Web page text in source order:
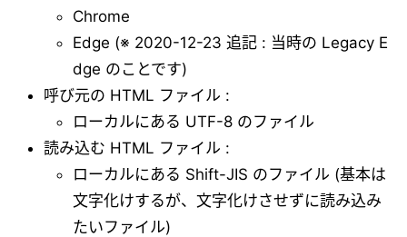
Chrome
Edge (※ 2020-12-23 追記 : 当時の Legacy E
dge のことです)
呼び元の HTML ファイル :
ローカルにある UTF-8 のファイル
読み込む HTML ファイル :
ローカルにある Shift-JIS のファイル (基本は
文字化けするが、文字化けさせずに読み込み
たいファイル)